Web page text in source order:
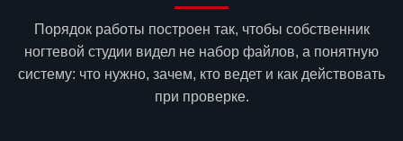
Порядок работы построен так, чтобы собственник
ногтевой студии видел не набор файлов, а понятную
систему: что нужно, зачем, кто ведет и как действовать
при проверке.